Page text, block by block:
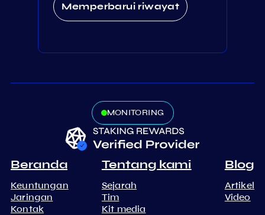
Memperbarui riwayat
MONITORING
Beranda
Keuntungan
Jaringan
Kontak
Tentang kami
Sejarah
Tim
Kit media
Blog
Artikel
Video